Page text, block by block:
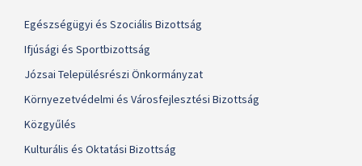
Egészségügyi és Szociális Bizottság
Ifjúsági és Sportbizottság
Józsai Településrészi Önkormányzat
Környezetvédelmi és Városfejlesztési Bizottság
Közgyűlés
Kulturális és Oktatási Bizottság